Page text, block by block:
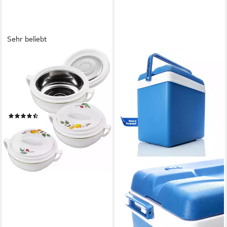
Sehr beliebt
Thermobehälter CITRUS,
Edelstahl, Kunststoff, (Set, 3-
tlg), Innenschüsseln aus
Edelstahl
(128)
39,99 €
-36%
lieferbar - in 2-3 Werktagen bei dir